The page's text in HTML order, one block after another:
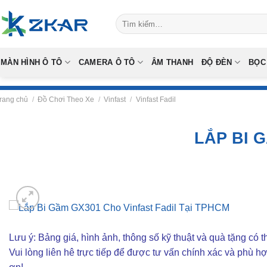
to
content
Tìm
kiếm:
MÀN HÌNH Ô TÔ CAMERA Ô TÔ ÂM THANH ĐỘ ĐÈN
chủ / Đồ Chơi Theo Xe / Vinfast / Vinfast Fadil
LẮP BI
Lưu ý: Bảng giá, hình ảnh, thông số kỹ thuật và quà tặng có
Vui lòng liên hê trực tiếp để được tư vấn chính xác và phù